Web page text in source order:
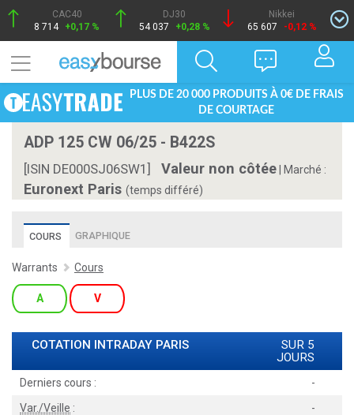
CAC40
8 714 +0,17 %
DJ30
54 037
+0,28 %
Nikkei
65 607
-0,12 %
PLUS DE 20 000 PRODUITS À 0€ DE FRAIS
DE COURTAGE
ADP 125 CW 06/25 - B422S
[ISIN DE000SJ06SW1] Valeur non côtée Marché :
Euronext Paris (temps différé)
COURS GRAPHIQUE
Warrants Cours
A V
COTATION INTRADAY PARIS
SUR 5
JOURS
Derniers cours :
-
Var./Veille :
-